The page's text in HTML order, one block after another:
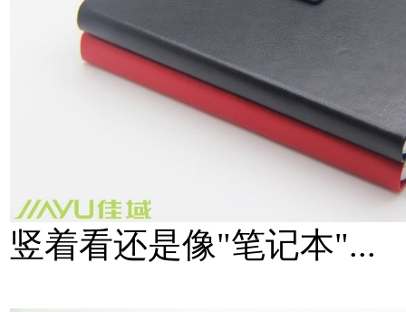
竖着看还是像"笔记本"...